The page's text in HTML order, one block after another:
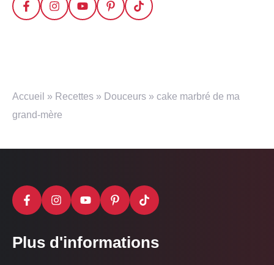
Accueil » Recettes » Douceurs » cake marbré de ma
grand-mère
Plus d'informations